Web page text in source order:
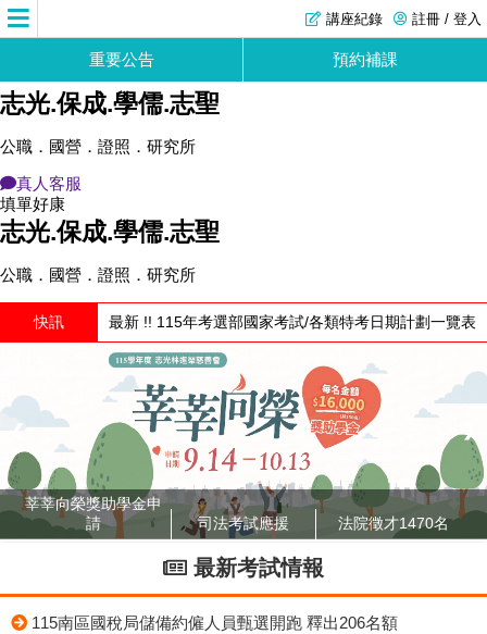
註冊 / 登入
講座紀錄
重要公告 預約補課
志光.保成.學儒.志聖
公職．國營．證照．研究所
真人客服
填單好康
志光.保成.學儒.志聖
公職．國營．證照．研究所
快訊 最新 !! 115年考選部國家考試/各類特考日期計劃一覽表
❮ ❯
莘莘向榮獎助學金申
請
司法考試應援 法院徵才1470名
最新考試情報
115南區國稅局儲備約僱人員甄選開跑 釋出206名額